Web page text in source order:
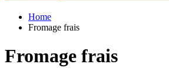
Home
Fromage frais
Fromage frais